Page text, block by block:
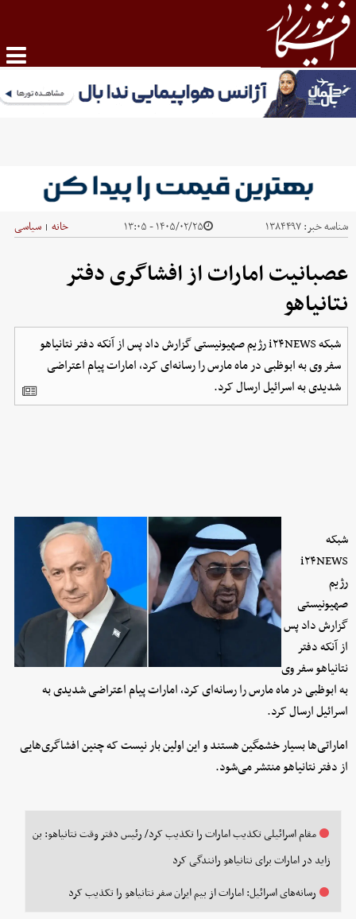
شناسه خبر:۱۳۸۴۴۹۷ ۱۴۰۵/۰۲/۲۵ - ۱۳:۰۵ خانه | سیاسی
عصبانیت امارات از افشاگری دفتر
نتانیاهو
شبکه i۲۴NEWS رژیم صهیونیستی گزارش داد پس از آنکه دفتر نتانیاهو
سفر وی به ابوظبی در ماه مارس را رسانه‌ای کرد، امارات پیام اعتراضی
شدیدی به اسرائیل ارسال کرد.
شبکه
i۲۴NEWS
رژیم
صهیونیستی
گزارش داد پس
از آنکه دفتر
نتانیاهو سفر وی
به ابوظبی در ماه مارس را رسانه‌ای کرد، امارات پیام اعتراضی شدیدی به
اسرائیل ارسال کرد.
اماراتی‌ها بسیار خشمگین هستند و این اولین بار نیست که چنین افشاگری‌هایی
از دفتر نتانیاهو منتشر می‌شود.
مقام اسرائیلی تکذیب امارات را تکذیب کرد/ رئیس دفتر وقت نتانیاهو: بن
زاید در امارات برای نتانیاهو رانندگی ‌کرد
رسانه‌های اسرائیل: امارات از بیم ایران سفر نتانیاهو را تکذیب کرد